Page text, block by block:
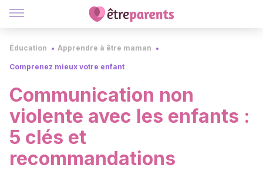
Éducation Apprendre à être maman
Comprenez mieux votre enfant
Communication non
violente avec les enfants :
5 clés et
recommandations